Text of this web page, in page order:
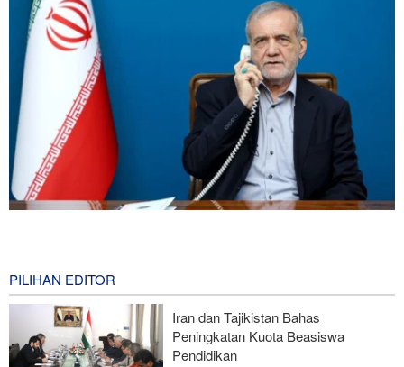
Amerika Serikat Cabut Sebagian Sanksi yang Berkaitan dengan
PILIHAN EDITOR
Iran dan Tajikistan Bahas
Peningkatan Kuota Beasiswa
Pendidikan